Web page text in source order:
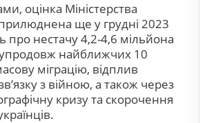
оцінка Міністерства
ще у грудні 2023
про нестачу 4,2-4,6 мільйона
найближчих 10
міграцію, відплив
з війною, а також через
кризу та скорочення